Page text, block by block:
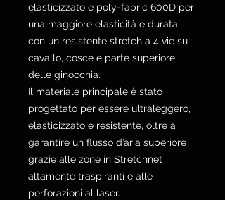
elasticizzato e poly-fabric 600D per
una maggiore elasticità e durata,
con un resistente stretch a 4 vie su
cavallo, cosce e parte superiore
delle ginocchia.
Il materiale principale è stato
progettato per essere ultraleggero,
elasticizzato e resistente, oltre a
garantire un flusso d’aria superiore
grazie alle zone in Stretchnet
altamente traspiranti e alle
perforazioni al laser.